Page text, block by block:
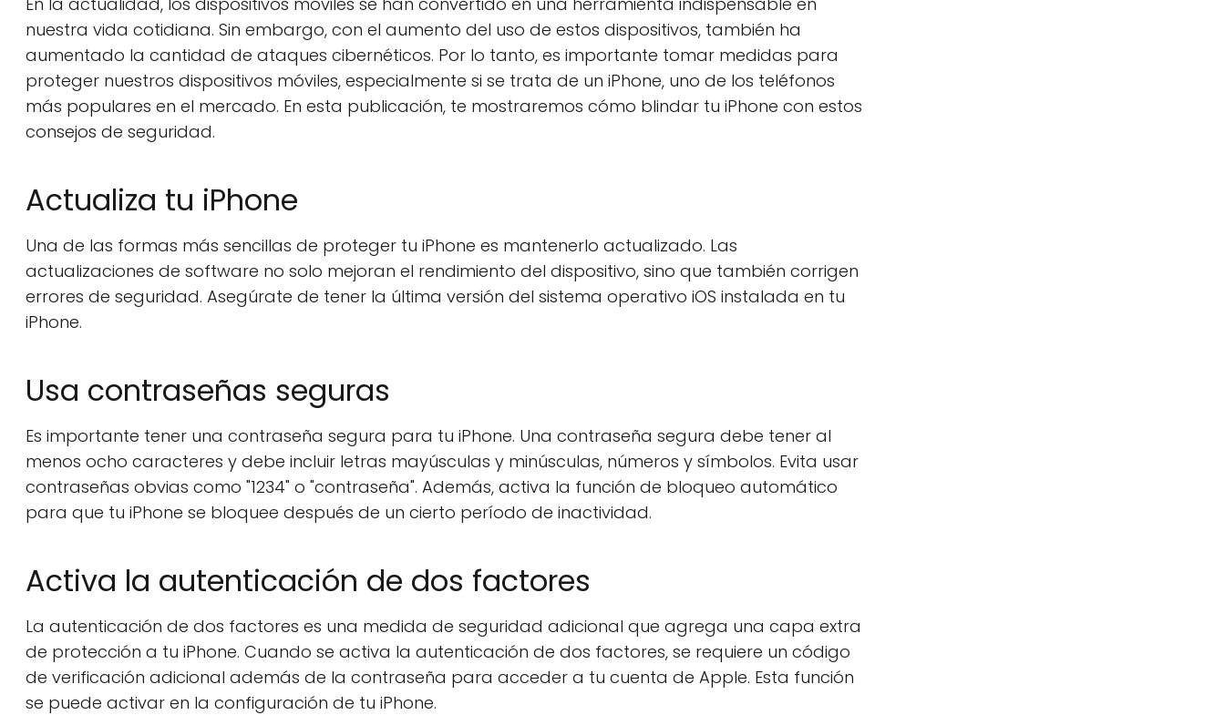
nuestra vida cotidiana. Sin embargo, con el aumento del uso de estos dispositivos, también ha
aumentado la cantidad de ataques cibernéticos. Por lo tanto, es importante tomar medidas para
proteger nuestros dispositivos móviles, especialmente si se trata de un iPhone, uno de los teléfonos
más populares en el mercado. En esta publicación, te mostraremos cómo blindar tu iPhone con estos
consejos de seguridad.
Actualiza tu iPhone
Una de las formas más sencillas de proteger tu iPhone es mantenerlo actualizado. Las
actualizaciones de software no solo mejoran el rendimiento del dispositivo, sino que también corrigen
errores de seguridad. Asegúrate de tener la última versión del sistema operativo iOS instalada en tu
iPhone.
Usa contraseñas seguras
Es importante tener una contraseña segura para tu iPhone. Una contraseña segura debe tener al
menos ocho caracteres y debe incluir letras mayúsculas y minúsculas, números y símbolos. Evita usar
contraseñas obvias como "1234" o "contraseña". Además, activa la función de bloqueo automático
para que tu iPhone se bloquee después de un cierto período de inactividad.
Activa la autenticación de dos factores
La autenticación de dos factores es una medida de seguridad adicional que agrega una capa extra
de protección a tu iPhone. Cuando se activa la autenticación de dos factores, se requiere un código
de verificación adicional además de la contraseña para acceder a tu cuenta de Apple. Esta función
se puede activar en la configuración de tu iPhone.